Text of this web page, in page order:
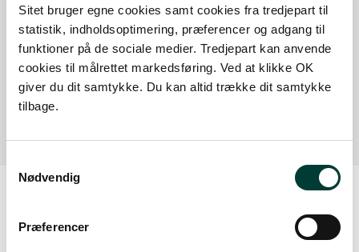
Sitet bruger egne cookies samt cookies fra tredjepart til
statistik, indholdsoptimering, præferencer og adgang til
funktioner på de sociale medier. Tredjepart kan anvende
cookies til målrettet markedsføring. Ved at klikke OK
giver du dit samtykke. Du kan altid trække dit samtykke
tilbage.
Nødvendig
Præferencer
Bryrup Langsø, p-plads ved Sejetvej
P-plads ved Sejetvej. Der er toilet på pladsen,
Læs mere
Vejrudsigt